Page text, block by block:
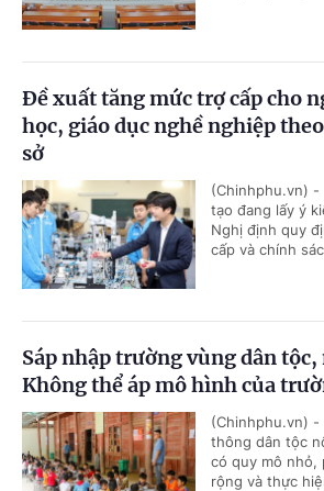
Đề xuất tăng mức trợ cấp cho
học, giáo dục nghề nghiệp
sở
(Chinhphu.vn) -
tạo đang lấy ý
Nghị định quy
cấp và chính
Sáp nhập trường vùng dân
Không thể áp mô hình của
(Chinhphu.vn)
thông dân tộc
có quy mô nhỏ,
rộng và thực